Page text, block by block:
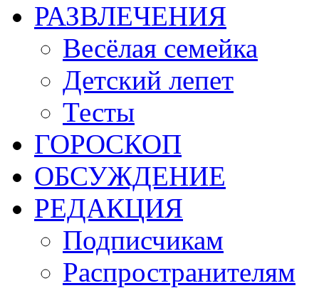
РАЗВЛЕЧЕНИЯ
Весёлая семейка
Детский лепет
Тесты
ГОРОСКОП
ОБСУЖДЕНИЕ
РЕДАКЦИЯ
Подписчикам
Распространителям